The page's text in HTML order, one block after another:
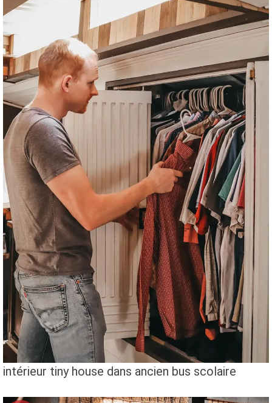
intérieur tiny house dans ancien bus scolaire